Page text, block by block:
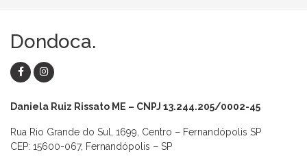
Dondoca.
Daniela Ruiz Rissato ME – CNPJ 13.244.205/0002-45
Rua Rio Grande do Sul, 1699, Centro – Fernandópolis SP
CEP: 15600-067, Fernandópolis – SP